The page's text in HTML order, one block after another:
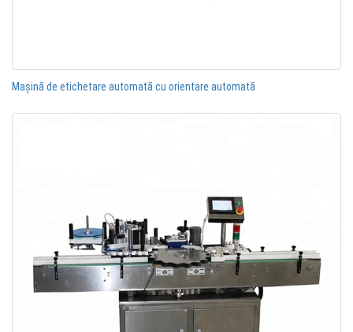
Mașină de etichetare automată cu orientare automată